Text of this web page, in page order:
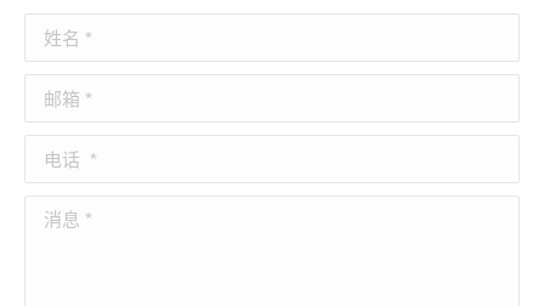
姓名 *
邮箱 *
电话
消息 *